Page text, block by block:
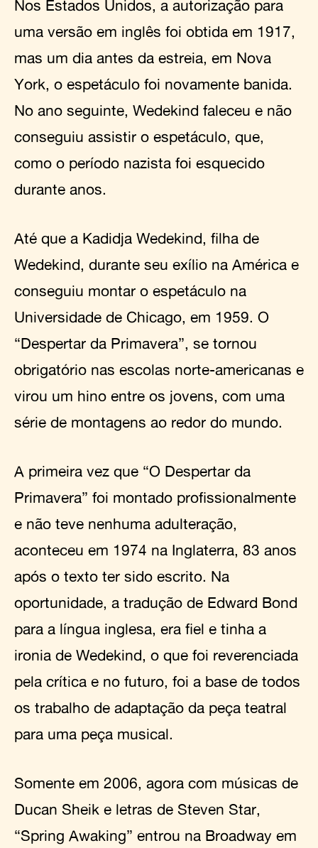
Nos Estados Unidos, a autorização para
uma versão em inglês foi obtida em 1917,
mas um dia antes da estreia, em Nova
York, o espetáculo foi novamente banida.
No ano seguinte, Wedekind faleceu e não
conseguiu assistir o espetáculo, que,
como o período nazista foi esquecido
durante anos.
Até que a Kadidja Wedekind, filha de
Wedekind, durante seu exílio na América e
conseguiu montar o espetáculo na
Universidade de Chicago, em 1959. O
“Despertar da Primavera”, se tornou
obrigatório nas escolas norte-americanas e
virou um hino entre os jovens, com uma
série de montagens ao redor do mundo.
A primeira vez que “O Despertar da
Primavera” foi montado profissionalmente
e não teve nenhuma adulteração,
aconteceu em 1974 na Inglaterra, 83 anos
após o texto ter sido escrito. Na
oportunidade, a tradução de Edward Bond
para a língua inglesa, era fiel e tinha a
ironia de Wedekind, o que foi reverenciada
pela crítica e no futuro, foi a base de todos
os trabalho de adaptação da peça teatral
para uma peça musical.
Somente em 2006, agora com músicas de
Ducan Sheik e letras de Steven Star,
“Spring Awaking” entrou na Broadway em